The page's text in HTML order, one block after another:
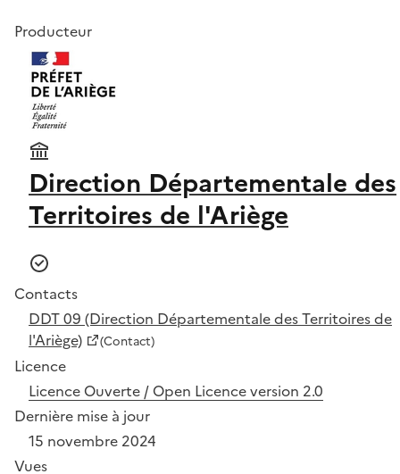
Producteur
Direction Départementale des
Territoires de l'Ariège
Contacts
DDT 09 (Direction Départementale des Territoires de
l'Ariège)
(Contact)
Licence
Licence Ouverte / Open Licence version 2.0
Dernière mise à jour
15 novembre 2024
Vues